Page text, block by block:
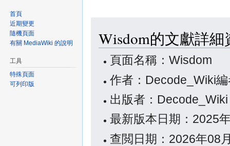
Wisdom的文獻詳細
頁面名稱：Wisdom
作者：Decode_Wiki
出版者：
最新版本日期：2025
查閲日期：2026年08
首頁
近期變更
隨機頁面
有關 MediaWiki 的說明
工具
特殊頁面
可列印版